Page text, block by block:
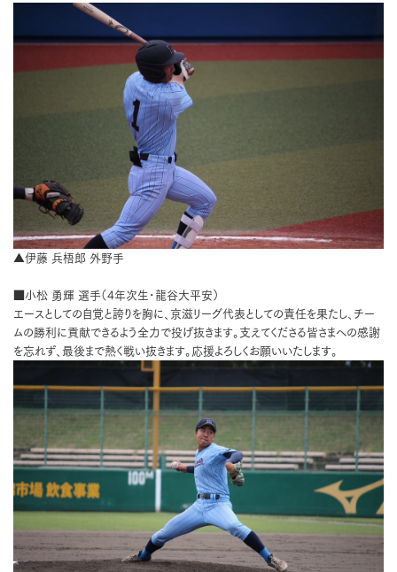
▲伊藤 兵梧郎 外野手
■小松 勇輝 選手（4年次生･龍谷大平安）
エースとしての自覚と誇りを胸に、京滋リーグ代表としての責任を果たし、チー
ムの勝利に貢献できるよう全力で投げ抜きます。支えてくださる皆さまへの感謝
を忘れず、最後まで熱く戦い抜きます。応援よろしくお願いいたします。